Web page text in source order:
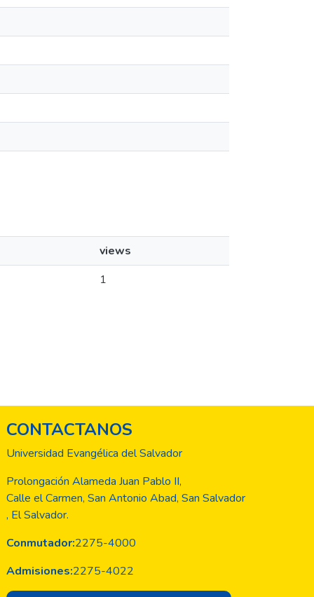
views
1
CONTACTANOS
Universidad Evangélica del Salvador
Prolongación Alameda Juan Pablo II,
Calle el Carmen, San Antonio Abad, San Salvador
, El Salvador.
Conmutador:2275-4000
Admisiones:2275-4022